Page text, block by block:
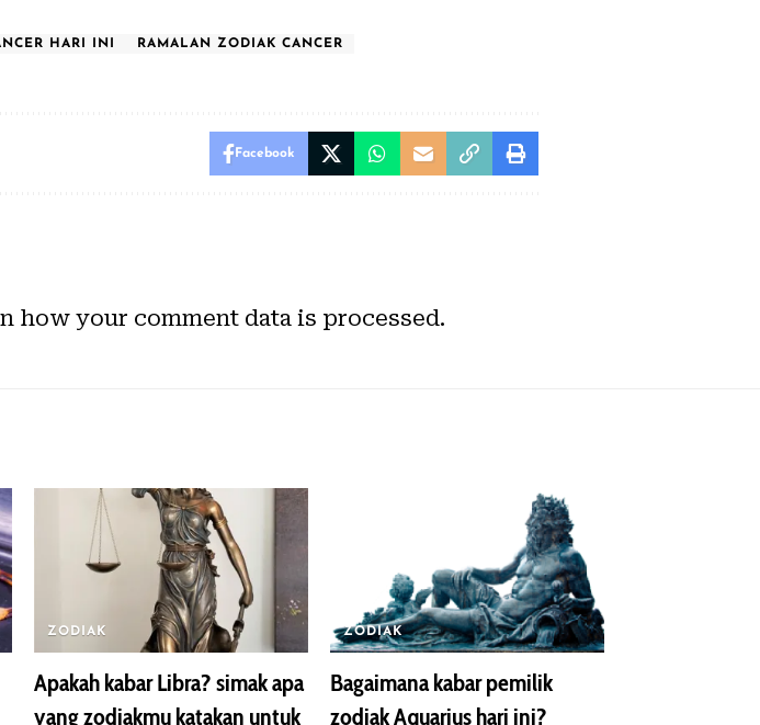
HARI INI
RAMALAN ZODIAK CANCER
Facebook
how your comment data is processed.
ZODIAK
Apakah kabar Libra? simak apa
yang zodiakmu katakan untuk
ZODIAK
Bagaimana kabar pemilik
zodiak Aquarius hari ini?